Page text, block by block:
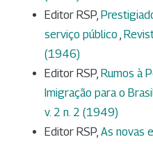
Editor RSP,
serviço público ,
(1946)
Editor RSP, Rumos à
Imigração para o
v. 2 n. 2 (1949)
Editor RSP, As novas